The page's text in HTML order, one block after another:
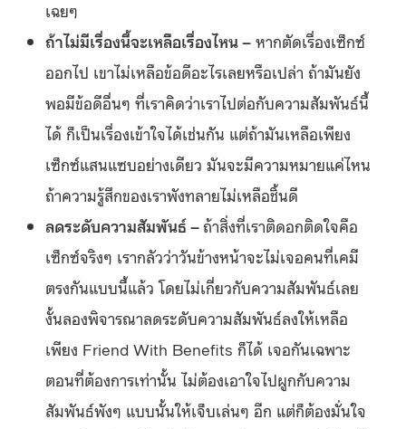
เฉยๆ
ถ้าไม่มีเรื่องนี้จะเหลือเรื่องไหน – หากตัดเรื่องเซ็กซ์
ออกไป เขาไม่เหลือข้อดีอะไรเลยหรือเปล่า ถ้ามันยัง
พอมีข้อดีอื่นๆ ที่เราคิดว่าเราไปต่อกับความสัมพันธ์นี้
ได้ ก็เป็นเรื่องเข้าใจได้เช่นกัน แต่ถ้ามันเหลือเพียง
เซ็กซ์แสนแซบอย่างเดียว มันจะมีความหมายแค่ไหน
ถ้าความรู้สึกของเราพังทลายไม่เหลือชิ้นดี
ลดระดับความสัมพันธ์ –ถ้าสิ่งที่เราติดอกติดใจคือ
เซ็กซ์จริงๆ เรากลัวว่าวันข้างหน้าจะไม่เจอคนที่เคมี
ตรงกันแบบนี้แล้ว โดยไม่เกี่ยวกับความสัมพันธ์เลย
งั้นลองพิจารณาลดระดับความสัมพันธ์ลงให้เหลือ
เพียง Friend With Benefits ก็ได้ เจอกันเฉพาะ
ตอนที่ต้องการเท่านั้น ไม่ต้องเอาใจไปผูกกับความ
สัมพันธ์พังๆ แบบนั้นให้เจ็บเล่นๆ อีก แต่ก็ต้องมั่นใจ